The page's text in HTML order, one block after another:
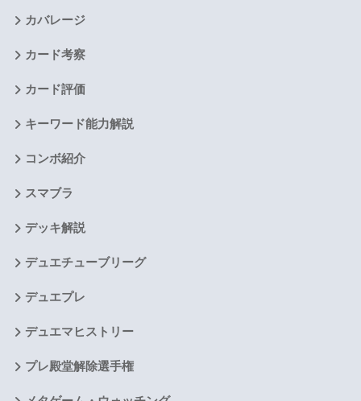
カバレージ
カード考察
カード評価
キーワード能力解説
コンボ紹介
スマブラ
デッキ解説
デュエチューブリーグ
デュエプレ
デュエマヒストリー
プレ殿堂解除選手権